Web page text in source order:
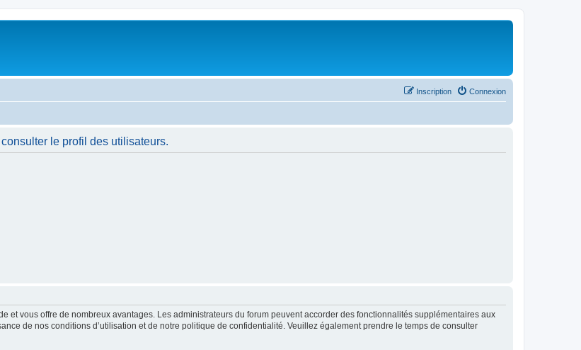
Connexion
Inscription
le profil des utilisateurs.
et vous offre de nombreux avantages. Les administrateurs du forum peuvent accorder des fonctionnalités supplémentaires aux
de nos conditions d’utilisation et de notre politique de confidentialité. Veuillez également prendre le temps de consulter